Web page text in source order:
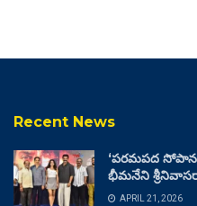
Recent News
‘పరమపద
భీమనేని
APRIL 21, 2026